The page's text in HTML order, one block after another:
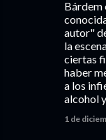
Bárdem
autor"
la
ciertas
haber
a los
alcohol
1 de